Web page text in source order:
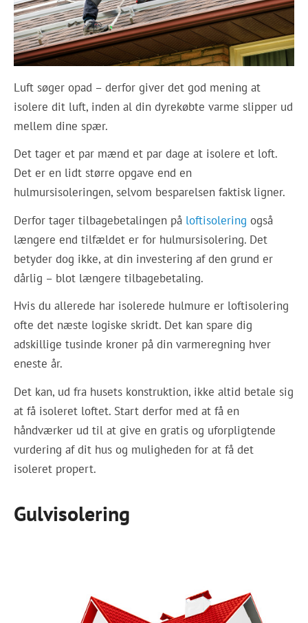
Luft søger opad – derfor giver det god mening at
isolere dit luft, inden al din dyrekøbte varme slipper ud
mellem dine spær.
Det tager et par mænd et par dage at isolere et loft.
Det er en lidt større opgave end en
hulmursisoleringen, selvom besparelsen faktisk ligner.
Derfor tager tilbagebetalingen på loftisolering også
længere end tilfældet er for hulmursisolering. Det
betyder dog ikke, at din investering af den grund er
dårlig – blot længere tilbagebetaling.
Hvis du allerede har isolerede hulmure er loftisolering
ofte det næste logiske skridt. Det kan spare dig
adskillige tusinde kroner på din varmeregning hver
eneste år.
Det kan, ud fra husets konstruktion, ikke altid betale sig
at få isoleret loftet. Start derfor med at få en
håndværker ud til at give en gratis og uforpligtende
vurdering af dit hus og muligheden for at få det
isoleret propert.
Gulvisolering